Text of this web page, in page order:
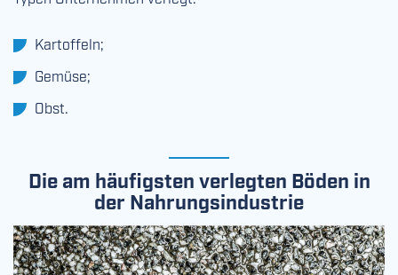
Kartoffeln;
Gemüse;
Obst.
Die am häufigsten verlegten Böden in
der Nahrungsindustrie